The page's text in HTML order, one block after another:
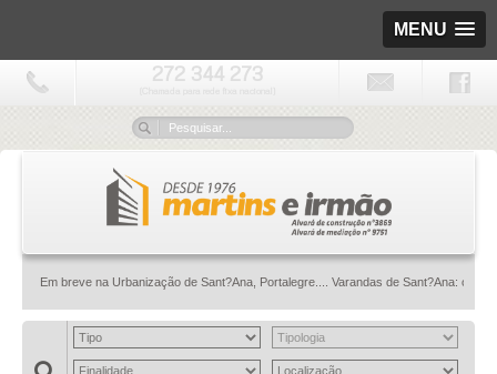
MENU
272 344 273
Em breve na Urbanização de Sant?Ana, Portalegre.... Varandas de Sant?Ana: onde a